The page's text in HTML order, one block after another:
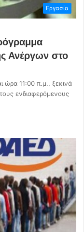
Εργασία
Ανέργων στο
ώρα 11:00 π.μ., ξεκινά
ενδιαφερόμενους